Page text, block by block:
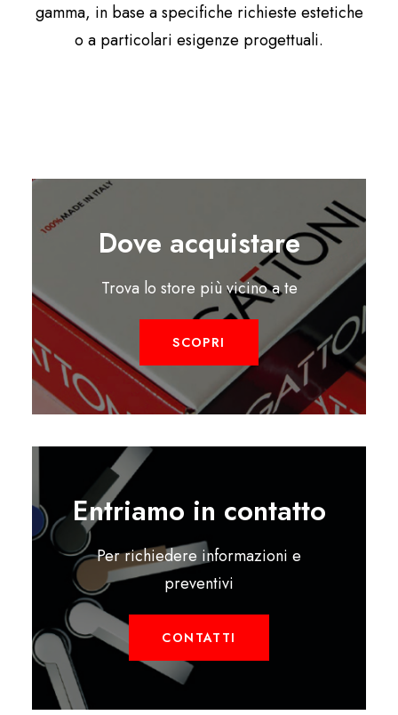
gamma, in base a specifiche richieste estetiche
o a particolari esigenze progettuali.
Dove acquistare
Trova lo store più vicino a te
SCOPRI
Entriamo in contatto
Per richiedere informazioni e
preventivi
CONTATTI